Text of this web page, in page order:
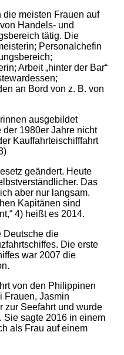
die meisten Frauen auf
Handels- und
tätig. Die
Personalchefin
Arbeit „hinter der Bar“
an Bord von z. B. von
ausgebildet
1980er Jahre nicht
Kauffahrteischifffahrt
geändert. Heute
Das
aber nur langsam.
Kapitänen sind
4) heißt es 2014.
Deutsche die
Die erste
war 2007 die
von den Philippinen
Frauen, Jasmin
zur Seefahrt und wurde
Sie sagte 2016 in einem
als Frau auf einem